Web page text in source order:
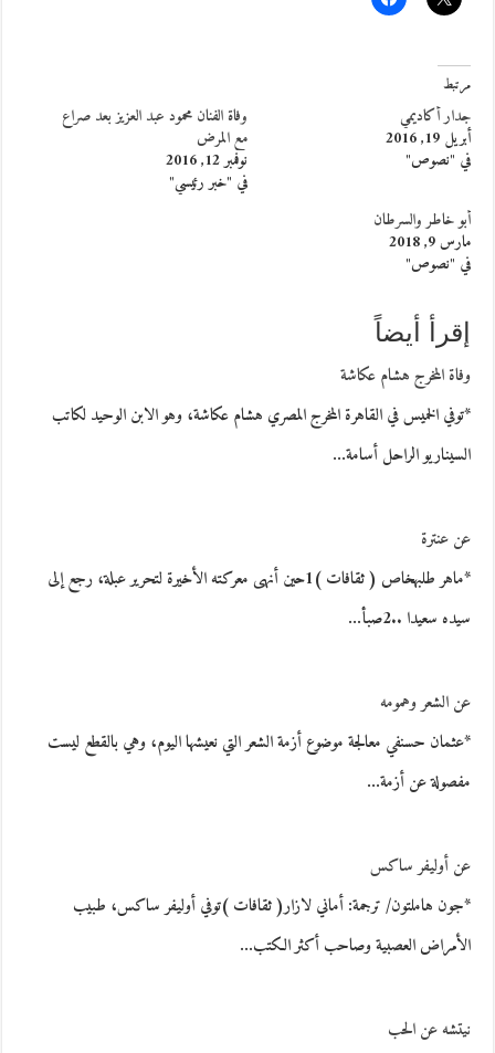
مرتبط
جدار أكاديمي
أبريل 19, 2016
في "نصوص"
وفاة الفنان محمود عبد العزيز بعد صراع
مع المرض
نوفمبر 12, 2016
في "خبر رئيسي"
أبو خاطر والسرطان
مارس 9, 2018
في "نصوص"
إقرأ أيضاً
وفاة المخرج هشام عكاشة
*توفي الخميس في القاهرة المخرج المصري هشام عكاشة، وهو الابن الوحيد لكاتب
السيناريو الراحل أسامة…
عن عنترة
*ماهر طلبهخاص ( ثقافات )1حين أنهى معركته الأخيرة لتحرير عبلة، رجع إلى
سيده سعيدا ..2صبأ…
عن الشعر وهمومه
*عثمان حسنفي معالجة موضوع أزمة الشعر التي نعيشها اليوم، وهي بالقطع ليست
مفصولة عن أزمة…
عن أوليفر ساكس
*جون هاملتون/ ترجمة: أماني لازار( ثقافات )توفي أوليفر ساكس، طبيب
الأمراض العصبية وصاحب أكثر الكتب…
نيتشه عن الحب